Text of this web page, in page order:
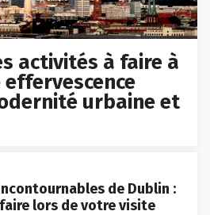
activités à faire à
urbaine et
de Dublin :
lors de votre visite